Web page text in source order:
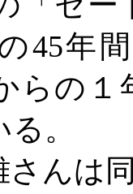
45年
らの
。
んは